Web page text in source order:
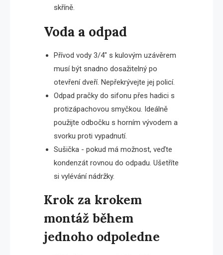
skříně.
Voda a odpad
Přívod vody 3/4″ s kulovým uzávěrem
musí být snadno dosažitelný po
otevření dveří. Nepřekrývejte jej policí.
Odpad pračky do sifonu přes hadici s
protizápachovou smyčkou. Ideálně
použijte odbočku s horním vývodem a
svorku proti vypadnutí.
Sušička - pokud má možnost, veďte
kondenzát rovnou do odpadu. Ušetříte
si vylévání nádržky.
Krok za krokem
montáž během
jednoho odpoledne